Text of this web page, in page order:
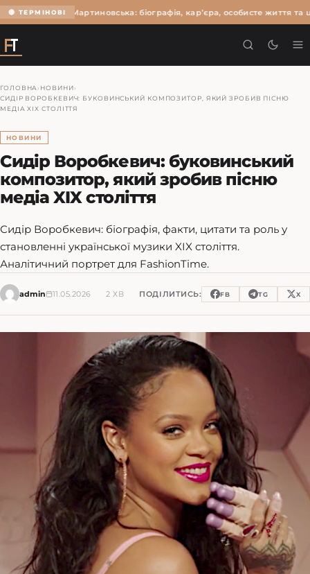
🔴 ТЕРМІНОВІОльга Мартиновська: біографія, кар’єра, особисте життя та
ГОЛОВНА › НОВИНИ›
СИДІР ВОРОБКЕВИЧ: БУКОВИНСЬКИЙ КОМПОЗИТОР, ЯКИЙ ЗРОБИВ ПІСНЮ
МЕДІА XIX СТОЛІТТЯ
НОВИНИ
Сидір Воробкевич: буковинський
композитор, який зробив пісню
медіа XIX століття
Сидір Воробкевич: біографія, факти, цитати та роль у
становленні української музики XIX століття.
Аналітичний портрет для FashionTime.
admin 11.05.2026 2 ХВ ПОДІЛИТИСЬ: FB TG X